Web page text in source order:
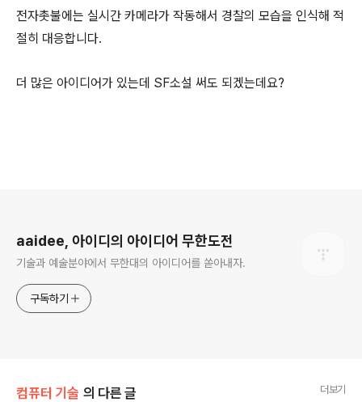
전자촛불에는 실시간 카메라가 작동해서 경찰의 모습을 인식해 적
절히 대응합니다.
더 많은 아이디어가 있는데 SF소설 써도 되겠는데요?
aaidee, 아이디의 아이디어 무한도전
기술과 예술분야에서 무한대의 아이디어를 쏟아내자.
구독하기
컴퓨터 기술 의 다른 글 더보기